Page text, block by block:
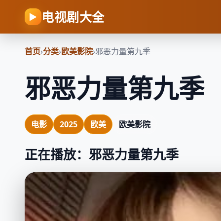
▶ 电视剧大全
首页›分类›欧美影院›邪恶力量第九季
邪恶力量第九季
电影 2025 欧美 欧美影院
正在播放：邪恶力量第九季